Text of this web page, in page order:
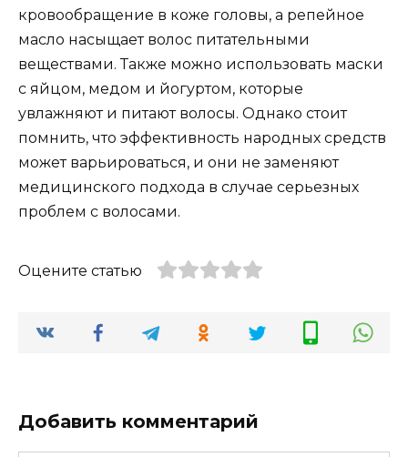
кровообращение в коже головы, а репейное
масло насыщает волос питательными
веществами. Также можно использовать маски
с яйцом, медом и йогуртом, которые
увлажняют и питают волосы. Однако стоит
помнить, что эффективность народных средств
может варьироваться, и они не заменяют
медицинского подхода в случае серьезных
проблем с волосами.
Оцените статью
Добавить комментарий